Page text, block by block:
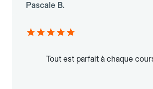
Pascale B.
Tout est parfait à chaque